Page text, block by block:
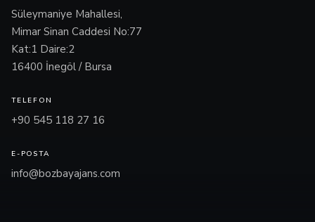
Süleymaniye Mahallesi,
Mimar Sinan Caddesi No:77
Kat:1 Daire:2
16400 İnegöl / Bursa
TELEFON
+90 545 118 27 16
E-POSTA
info@bozbayajans.com